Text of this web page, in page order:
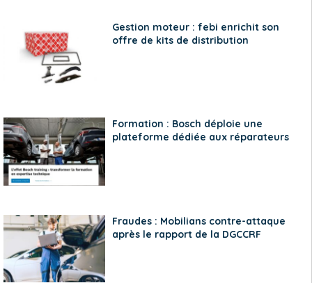
Gestion moteur : febi enrichit son
offre de kits de distribution
Formation : Bosch déploie une
plateforme dédiée aux réparateurs
Fraudes : Mobilians contre-attaque
après le rapport de la DGCCRF